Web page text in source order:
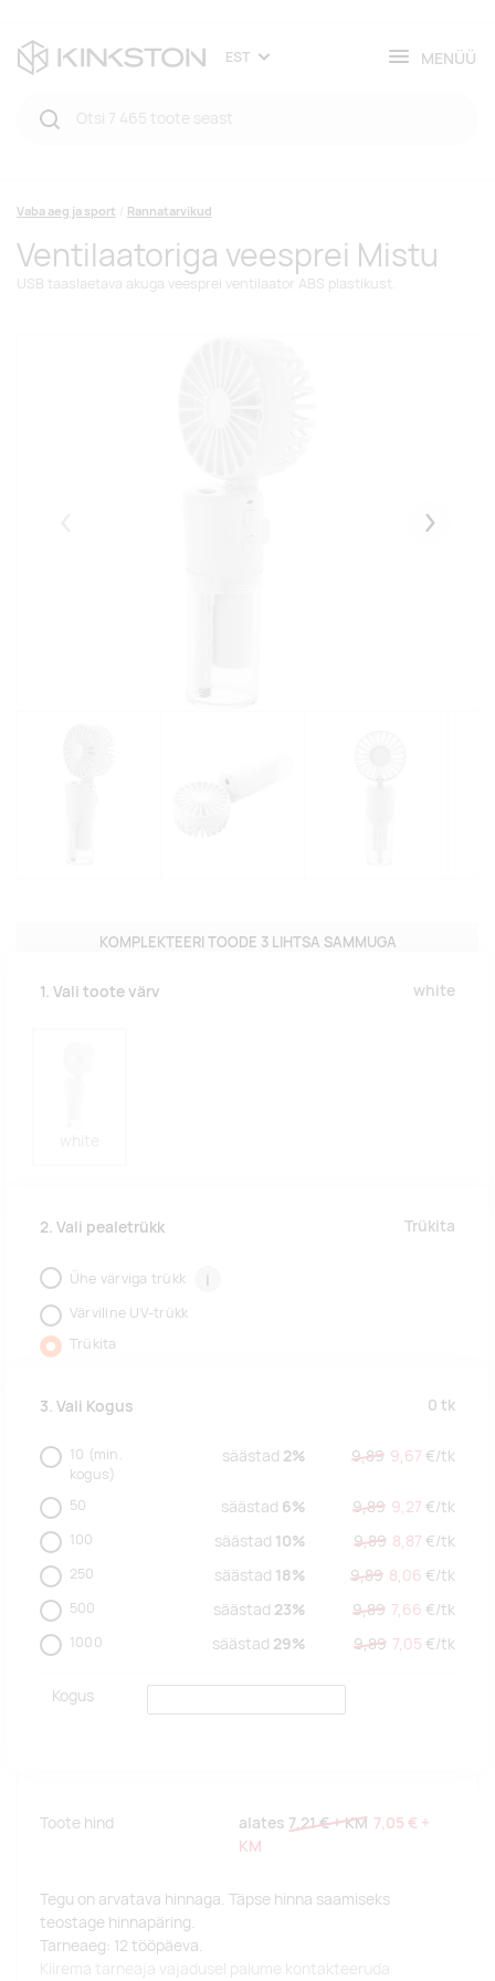
EST MENÜÜ
Vaba aeg ja sport Rannatarvikud
Ventilaatoriga veesprei Mistu
USB taaslaetava akuga veesprei ventilaator ABS plastikust.
KOMPLEKTEERI TOODE 3 LIHTSA SAMMUGA
1. Vali toote värv white
2. Vali pealetrükk Trükita
Ühe värviga trükk i
Värviline UV-trükk
Trükita
3. Vali Kogus 0 tk
10 (min.
kogus)
säästad 2% 9,89 9,67 €/tk
50 säästad 6% 9,89 9,27 €/tk
100 säästad 10% 9,89 8,87 €/tk
250 säästad 18% 9,89 8,06 €/tk
500 säästad 23% 9,89 7,66 €/tk
1000 säästad 29% 9,89 7,05 €/tk
Kogus
Toote hind alates 7,21 €+ KM 7,05 € +
KM
Tegu on arvatava hinnaga. Täpse hinna saamiseks
teostage hinnapäring.
Tarneaeg: 12 tööpäeva.
Kiirema tarneaja vajadusel palume kontakteeruda